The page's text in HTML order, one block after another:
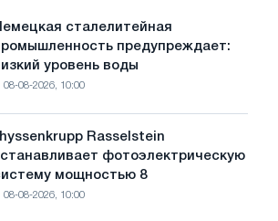
сталелитейная
предупреждает:
уровень воды
08-08-2026, 10:00
Rasselstein
фотоэлектрическую
мощностью 8
08-08-2026, 10:00